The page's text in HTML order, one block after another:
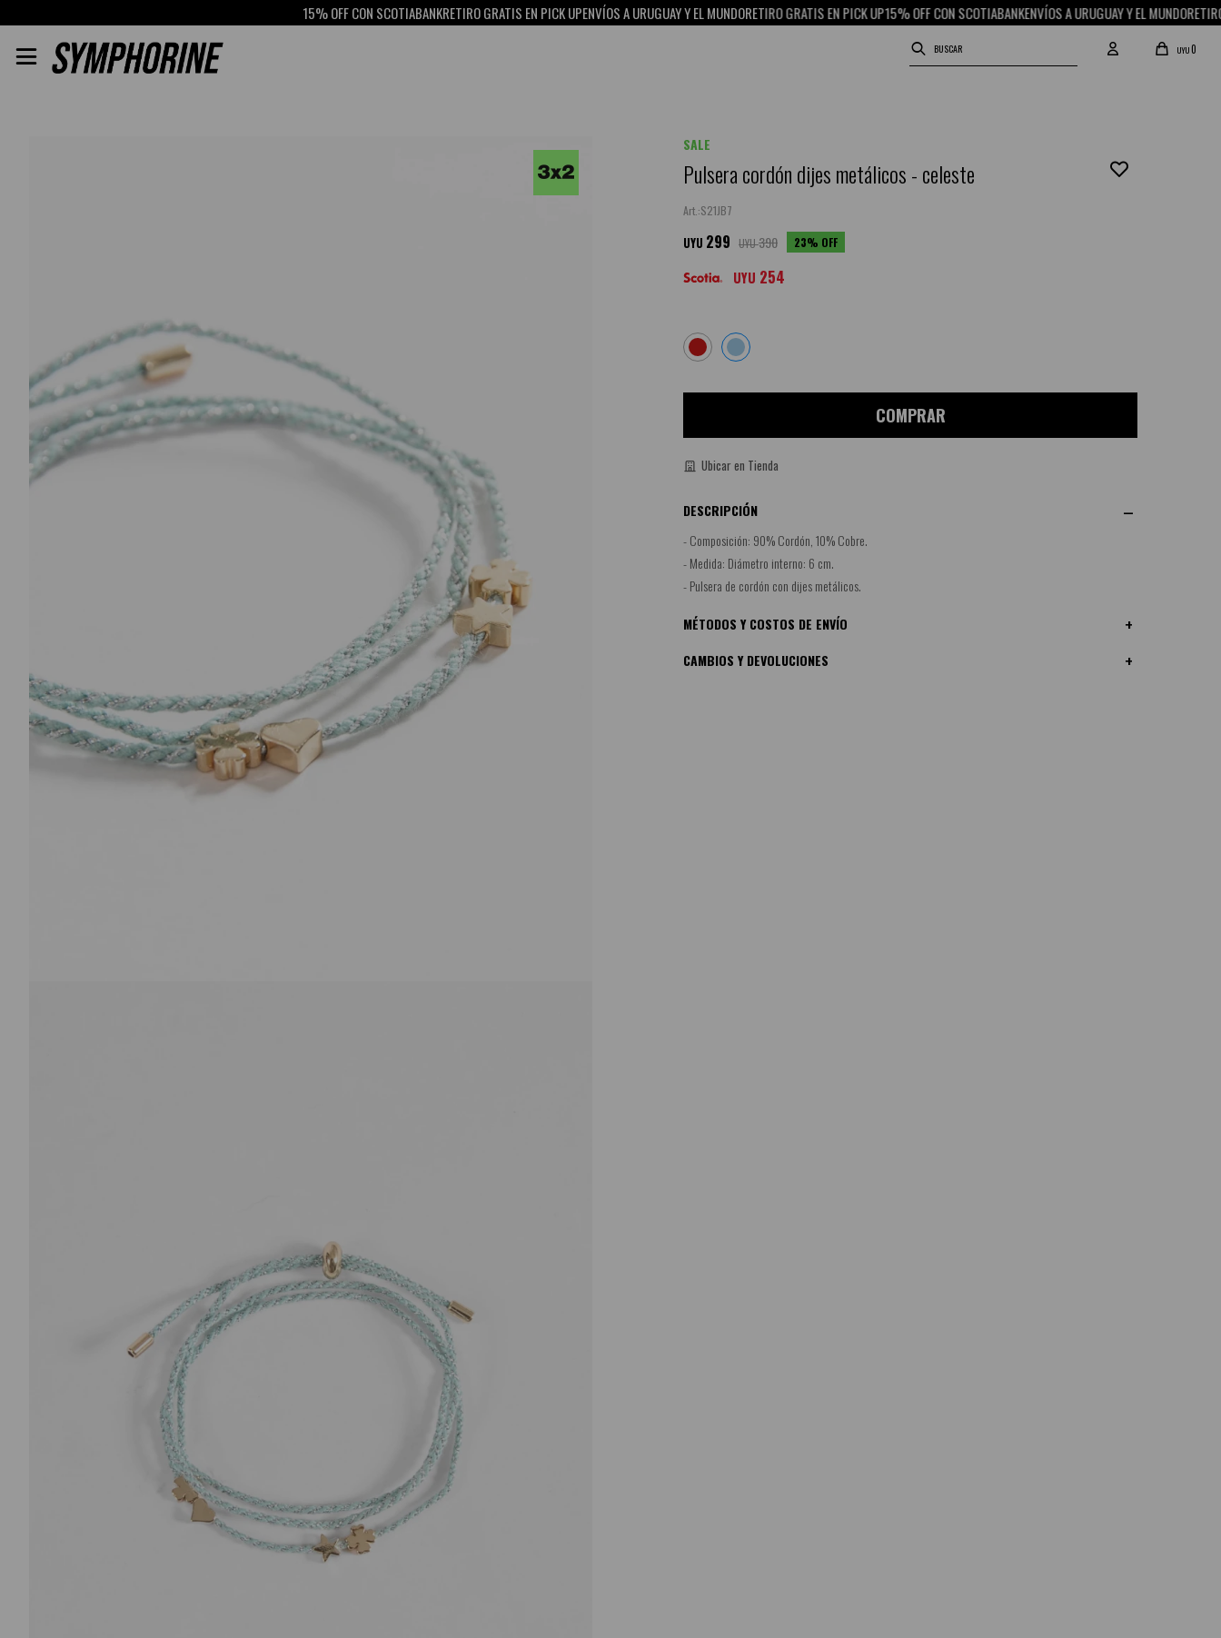
15% OFF CON SCOTIABANKRETIRO GRATIS EN PICK UPENVÍOS A URUGUAY Y EL MUNDORETIRO GRATIS EN PICK UP15% OFF CON SCOTIABANKENVÍOS A URUGUAY Y EL MUNDORETIRO
UYU0

SALE
Pulsera cordón dijes metálicos - celeste
S21JB7
UYU 299 UYU390 23
UYU 254
COMPRAR
Ubicar en Tienda
DESCRIPCIÓN
- Composición: 90% Cordón, 10% Cobre.
- Medida: Diámetro interno: 6 cm.
- Pulsera de cordón con dijes metálicos.
MÉTODOS Y COSTOS DE ENVÍO
CAMBIOS Y DEVOLUCIONES